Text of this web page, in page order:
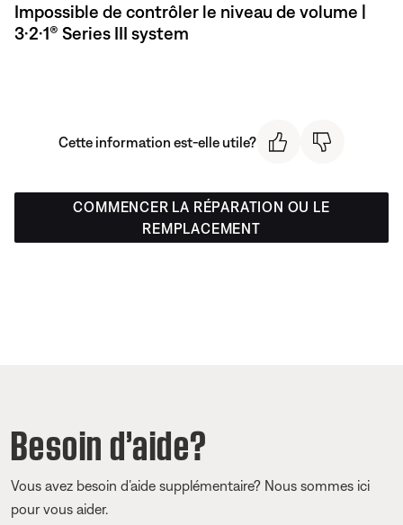
Impossible de contrôler le niveau de volume |
3·2·1® Series III system
Cette information est-elle utile?
COMMENCER LA RÉPARATION OU LE
REMPLACEMENT
Besoin d’aide?
Vous avez besoin d’aide supplémentaire? Nous sommes ici
pour vous aider.